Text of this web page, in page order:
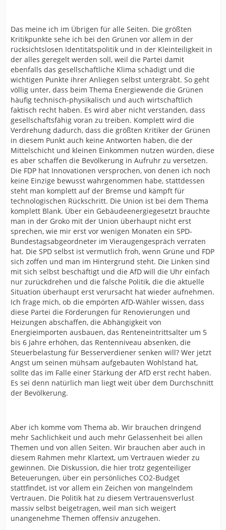
Das meine ich im Übrigen für alle Seiten. Die größten
Kritikpunkte sehe ich bei den Grünen vor allem in der
rücksichtslosen Identitätspolitik und in der Kleinteiligkeit in
der alles geregelt werden soll, weil die Partei damit
ebenfalls das gesellschaftliche Klima schädigt und die
wichtigen Punkte ihrer Anliegen selbst untergräbt. So geht
völlig unter, dass beim Thema Energiewende die Grünen
häufig technisch-physikalisch und auch wirtschaftlich
faktisch recht haben. Es wird aber nicht verstanden, dass
gesellschaftsfähig voran zu treiben. Komplett wird die
Verdrehung dadurch, dass die größten Kritiker der Grünen
in diesem Punkt auch keine Antworten haben, die der
Mittelschicht und kleinen Einkommen nutzen würden, diese
es aber schaffen die Bevölkerung in Aufruhr zu versetzen.
Die FDP hat Innovationen versprochen, von denen ich noch
keine Einzige bewusst wahrgenommen habe, stattdessen
steht man komplett auf der Bremse und kämpft für
technologischen Rückschritt. Die Union ist bei dem Thema
komplett Blank. Über ein Gebäudeenergiegesetzt brauchte
man in der Groko mit der Union überhaupt nicht erst
sprechen, wie mir erst vor wenigen Monaten ein SPD-
Bundestagsabgeordneter im Vieraugengespräch verraten
hat. Die SPD selbst ist vermutlich froh, wenn Grüne und FDP
sich zoffen und man im Hintergrund steht. Die Linken sind
mit sich selbst beschäftigt und die AfD will die Uhr einfach
nur zurückdrehen und die falsche Politik, die die aktuelle
Situation überhaupt erst verursacht hat wieder aufnehmen.
Ich frage mich, ob die empörten AfD-Wähler wissen, dass
diese Partei die Förderungen für Renovierungen und
Heizungen abschaffen, die Abhängigkeit von
Energieimporten ausbauen, das Renteneintrittsalter um 5
bis 6 Jahre erhöhen, das Rentenniveau absenken, die
Steuerbelastung für Besserverdiener senken will? Wer jetzt
Angst um seinen mühsam aufgebauten Wohlstand hat,
sollte das im Falle einer Stärkung der AfD erst recht haben.
Es sei denn natürlich man liegt weit über dem Durchschnitt
der Bevölkerung.
Aber ich komme vom Thema ab. Wir brauchen dringend
mehr Sachlichkeit und auch mehr Gelassenheit bei allen
Themen und von allen Seiten. Wir brauchen aber auch in
diesem Rahmen mehr Klartext, um Vertrauen wieder zu
gewinnen. Die Diskussion, die hier trotz gegenteiliger
Beteuerungen, über ein persönliches CO2-Budget
stattfindet, ist vor allem ein Zeichen von mangelndem
Vertrauen. Die Politik hat zu diesem Vertrauensverlust
massiv selbst beigetragen, weil man sich weigert
unangenehme Themen offensiv anzugehen.